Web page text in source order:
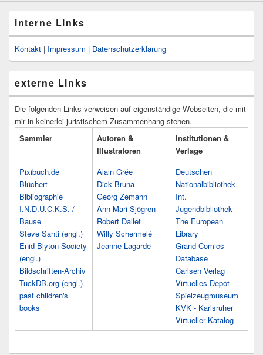
interne Links
Kontakt | Impressum | Datenschutzerklärung
externe Links
Die folgenden Links verweisen auf eigenständige Webseiten, die mit
mir in keinerlei juristischem Zusammenhang stehen.
Sammler
Autoren &
Illustratoren
Institutionen &
Verlage
Pixibuch.de
Blüchert
Bibliographie
I.N.D.U.C.K.S. /
Bause
Steve Santi (engl.)
Enid Blyton Society
(engl.)
Bildschriften-Archiv
TuckDB.org (engl.)
past children's
books
Alain Grée
Dick Bruna
Georg Zemann
Ann Mari Sjögren
Robert Dallet
Willy Schermelé
Jeanne Lagarde
Deutschen
Nationalbibliothek
Int.
Jugendbibliothek
The European
Library
Grand Comics
Database
Carlsen Verlag
Virtuelles Depot
Spielzeugmuseum
KVK - Karlsruher
Virtueller Katalog